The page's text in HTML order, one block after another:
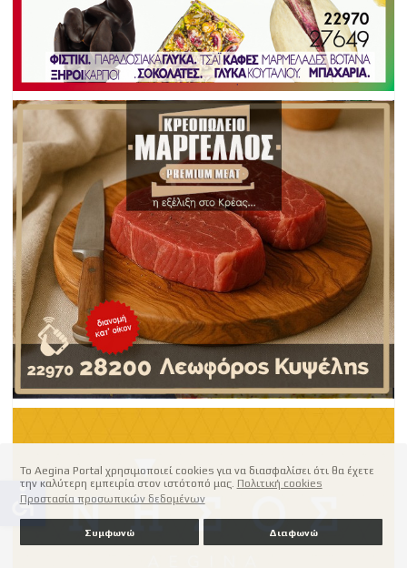
Το Aegina Portal χρησιμοποιεί cookies για να διασφαλίσει ότι θα έχετε
την καλύτερη εμπειρία στον ιστότοπό μας. Πολιτική cookies
Προστασία προσωπικών δεδομένων
Συμφωνώ Διαφωνώ
accessible